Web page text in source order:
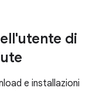
di
e installazioni